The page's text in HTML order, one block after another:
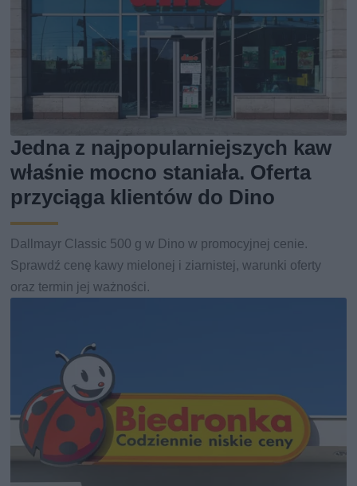
Jedna z najpopularniejszych kaw
właśnie mocno staniała. Oferta
przyciąga klientów do Dino
Dallmayr Classic 500 g w Dino w promocyjnej cenie.
Sprawdź cenę kawy mielonej i ziarnistej, warunki oferty
oraz termin jej ważności.